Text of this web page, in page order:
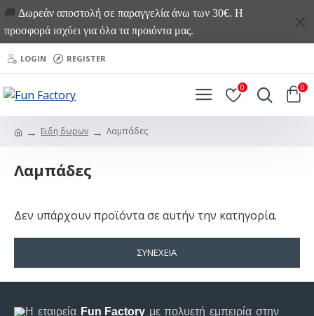
🚚 Δωρεάν αποστολή σε παραγγελία άνω των 30€. Η
προσφορά ισχύει για όλα τα προιόντα μας.
LOGIN REGISTER
0 0
Ειδη δωρων Λαμπάδες
Λαμπάδες
Δεν υπάρχουν προϊόντα σε αυτήν την κατηγορία.
ΣΥΝΈΧΕΙΑ
Η εταιρεία Fun Factory με πολυετή εμπειρία στην